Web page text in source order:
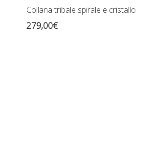
Collana tribale spirale e cristallo
279,00€